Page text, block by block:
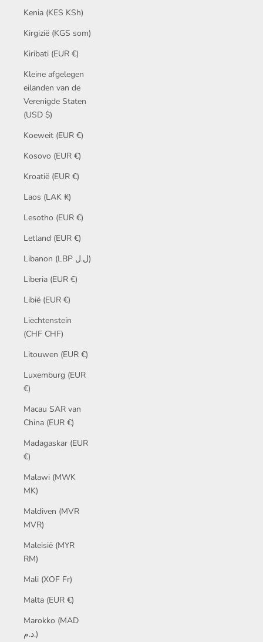
Kenia (KES KSh)
Kirgizië (KGS som)
Kiribati (EUR €)
Kleine afgelegen
eilanden van de
Verenigde Staten
(USD $)
Koeweit (EUR €)
Kosovo (EUR €)
Kroatië (EUR €)
Laos (LAK ₭)
Lesotho (EUR €)
Letland (EUR €)
Libanon (LBP ل.ل)
Liberia (EUR €)
Libië (EUR €)
Liechtenstein
(CHF CHF)
Litouwen (EUR €)
Luxemburg (EUR
€)
Macau SAR van
China (EUR €)
Madagaskar (EUR
€)
Malawi (MWK
MK)
Maldiven (MVR
MVR)
Maleisië (MYR
RM)
Mali (XOF Fr)
Malta (EUR €)
Marokko (MAD
د.م.)